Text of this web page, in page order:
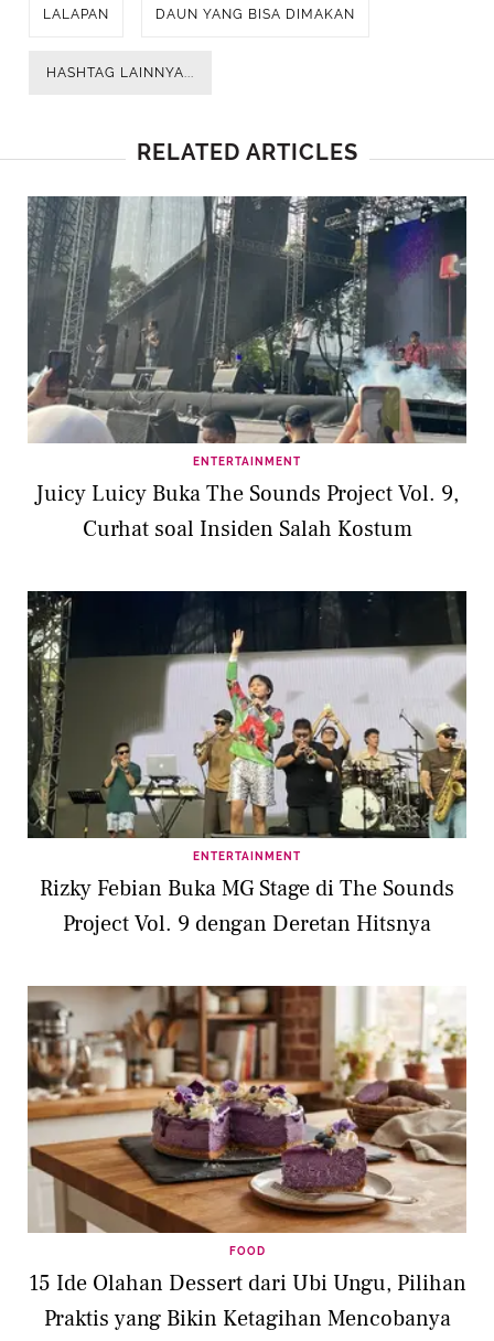
LALAPAN DAUN YANG BISA DIMAKAN
HASHTAG LAINNYA...
RELATED ARTICLES
ENTERTAINMENT
Juicy Luicy Buka The Sounds Project Vol. 9,
Curhat soal Insiden Salah Kostum
ENTERTAINMENT
Rizky Febian Buka MG Stage di The Sounds
Project Vol. 9 dengan Deretan Hitsnya
FOOD
15 Ide Olahan Dessert dari Ubi Ungu, Pilihan
Praktis yang Bikin Ketagihan Mencobanya